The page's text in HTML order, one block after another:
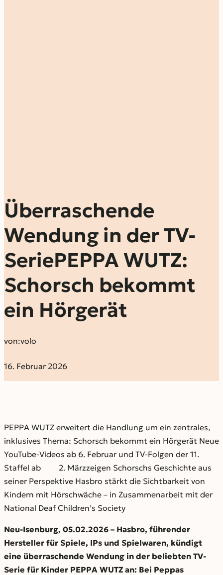
Überraschende
Wendung in der TV-
SeriePEPPA WUTZ:
Schorsch bekommt
ein Hörgerät
von:volo
16. Februar 2026
PEPPA WUTZ erweitert die Handlung um ein zentrales,
inklusives Thema: Schorsch bekommt ein Hörgerät Neue
YouTube-Videos ab 6. Februar und TV-Folgen der 11.
Staffel ab 2. Märzzeigen Schorschs Geschichte aus
seiner Perspektive Hasbro stärkt die Sichtbarkeit von
Kindern mit Hörschwäche – in Zusammenarbeit mit der
National Deaf Children’s Society
Neu-Isenburg, 05.02.2026 – Hasbro, führender
Hersteller für Spiele, IPs und Spielwaren, kündigt
eine überraschende Wendung in der beliebten TV-
Serie für Kinder PEPPA WUTZ an: Bei Peppas